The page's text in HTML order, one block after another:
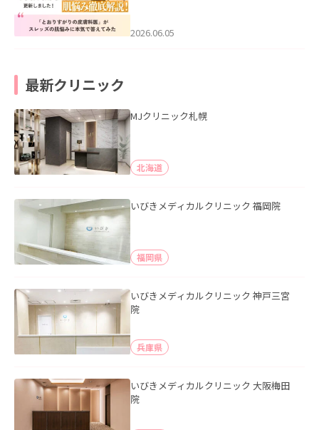
2026.06.05
最新クリニック
MJクリニック札幌
北海道
いびきメディカルクリニック 福岡院
福岡県
いびきメディカルクリニック 神戸三宮
院
兵庫県
いびきメディカルクリニック 大阪梅田
院